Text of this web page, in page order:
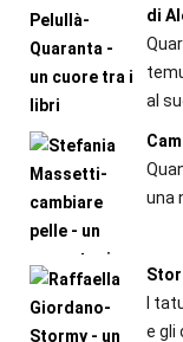
di
al
una
I
e gli